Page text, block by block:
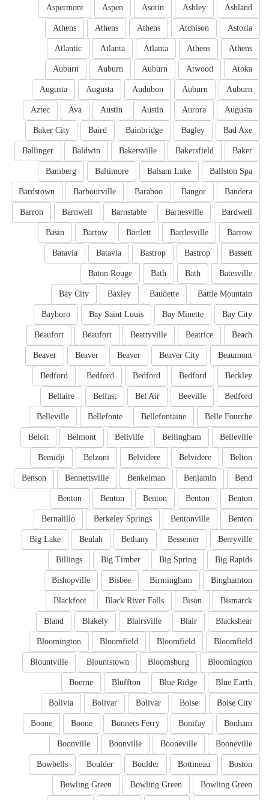
Ashland
Ashley
Asotin
Aspen
Aspermont
Astoria
Atchison
Athens
Athens
Athens
Athens
Athens
Atlanta
Atlanta
Atlantic
Atoka
Atwood
Auburn
Auburn
Auburn
Auburn
Auburn
Audubon
Augusta
Augusta
Augusta
Aurora
Austin
Austin
Ava
Aztec
Bad Axe
Bagley
Bainbridge
Baird
Baker City
Baker
Bakersfield
Bakersville
Baldwin
Ballinger
Ballston Spa
Balsam Lake
Baltimore
Bamberg
Bandera
Bangor
Baraboo
Barbourville
Bardstown
Bardwell
Barnesville
Barnstable
Barnwell
Barron
Barrow
Bartlesville
Bartlett
Bartow
Basin
Bassett
Bastrop
Bastrop
Batavia
Batavia
Batesville
Bath
Bath
Baton Rouge
Battle Mountain
Baudette
Baxley
Bay City
Bay City
Bay Minette
Bay Saint Louis
Bayboro
Beach
Beatrice
Beattyville
Beaufort
Beaufort
Beaumont
Beaver City
Beaver
Beaver
Beaver
Beckley
Bedford
Bedford
Bedford
Bedford
Bedford
Beeville
Bel Air
Belfast
Bellaire
Belle Fourche
Bellefontaine
Bellefonte
Belleville
Belleville
Bellingham
Bellville
Belmont
Beloit
Belton
Belvidere
Belvidere
Belzoni
Bemidji
Bend
Benjamin
Benkelman
Bennettsville
Benson
Benton
Benton
Benton
Benton
Benton
Benton
Bentonville
Berkeley Springs
Bernalillo
Berryville
Bessemer
Bethany
Beulah
Big Lake
Big Rapids
Big Spring
Big Timber
Billings
Binghamton
Birmingham
Bisbee
Bishopville
Bismarck
Bison
Black River Falls
Blackfoot
Blackshear
Blair
Blairsville
Blakely
Bland
Bloomfield
Bloomfield
Bloomfield
Bloomington
Bloomington
Bloomsburg
Blountstown
Blountville
Blue Earth
Blue Ridge
Bluffton
Boerne
Boise City
Boise
Bolivar
Bolivar
Bolivia
Bonham
Bonifay
Bonners Ferry
Boone
Boone
Booneville
Booneville
Boonville
Boonville
Boston
Bottineau
Boulder
Boulder
Bowbells
Bowling Green
Bowling Green
Bowling Green